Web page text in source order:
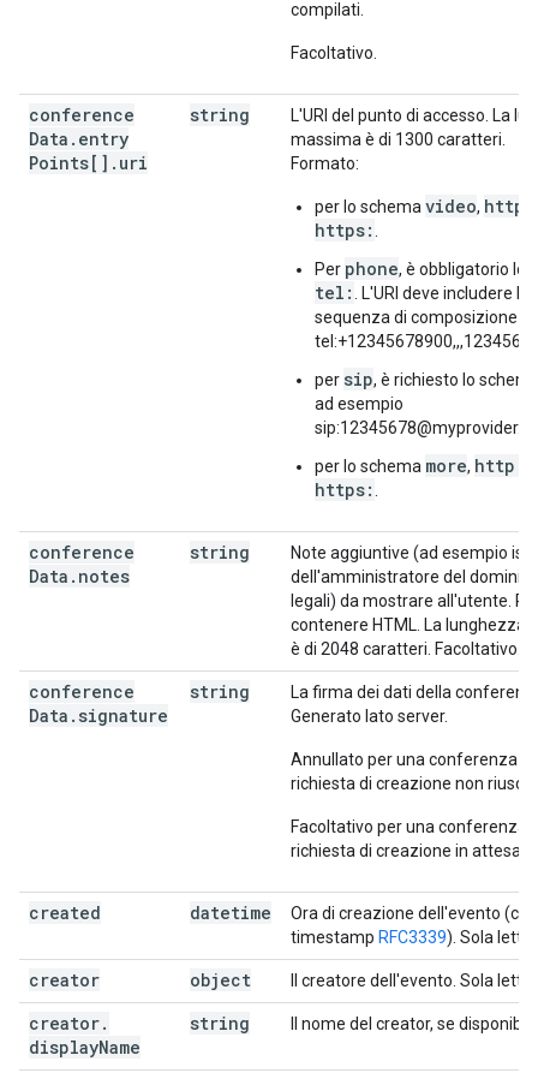
compilati.
Facoltativo.
conference
Data . entry
Points[] . uri
string
L'URI del punto di accesso. La
massima è di 1300 caratteri.
Formato:
per lo schema video, http:
https:
Per phone, è obbligatorio lo
tel:
. L'URI deve includere
sequenza di composizione
per sip, è richiesto lo
ad esempio
per lo schema more, http:
https:
conference
Data . notes
string
Note aggiuntive (ad esempio
dell'amministratore del dominio,
legali) da mostrare all'utente.
contenere HTML. La lunghezza
è di 2048 caratteri. Facoltativo.
conference
Data . signature
string
La firma dei dati della
Generato lato server.
Annullato per una conferenza
richiesta di creazione non
Facoltativo per una conferenza
richiesta di creazione in attesa.
created datetime
Ora di creazione dell'evento
timestamp RFC3339). Sola
creator object Il creatore dell'evento. Sola
creator.
displayName
string Il nome del creator, se